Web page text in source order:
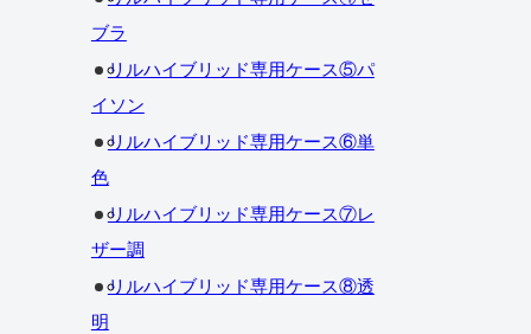
ブラ
リルハイブリッド専用ケース⑤パ
イソン
リルハイブリッド専用ケース⑥単
色
リルハイブリッド専用ケース⑦レ
ザー調
リルハイブリッド専用ケース⑧透
明